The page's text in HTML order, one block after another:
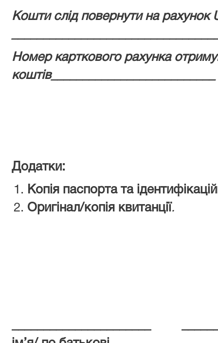
Кошти слід повернути на рахунок
Номер карткового рахунка
коштів__________________________
Додатки:
Копія паспорта та
Оригінал/копія квитанції.